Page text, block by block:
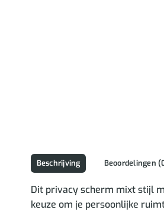
Beschrijving Beoordelingen
Dit privacy scherm mixt stijl
keuze om je persoonlijke